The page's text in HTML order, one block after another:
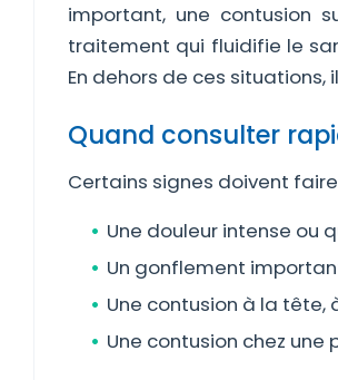
important, une contusion
traitement qui fluidifie le
En dehors de ces
Quand consulter
Certains signes doivent
Une douleur intense ou
Un gonflement
Une contusion à la tête,
Une contusion chez